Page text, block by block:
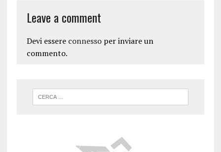
Leave a comment
Devi essere connessoper inviare un
commento.